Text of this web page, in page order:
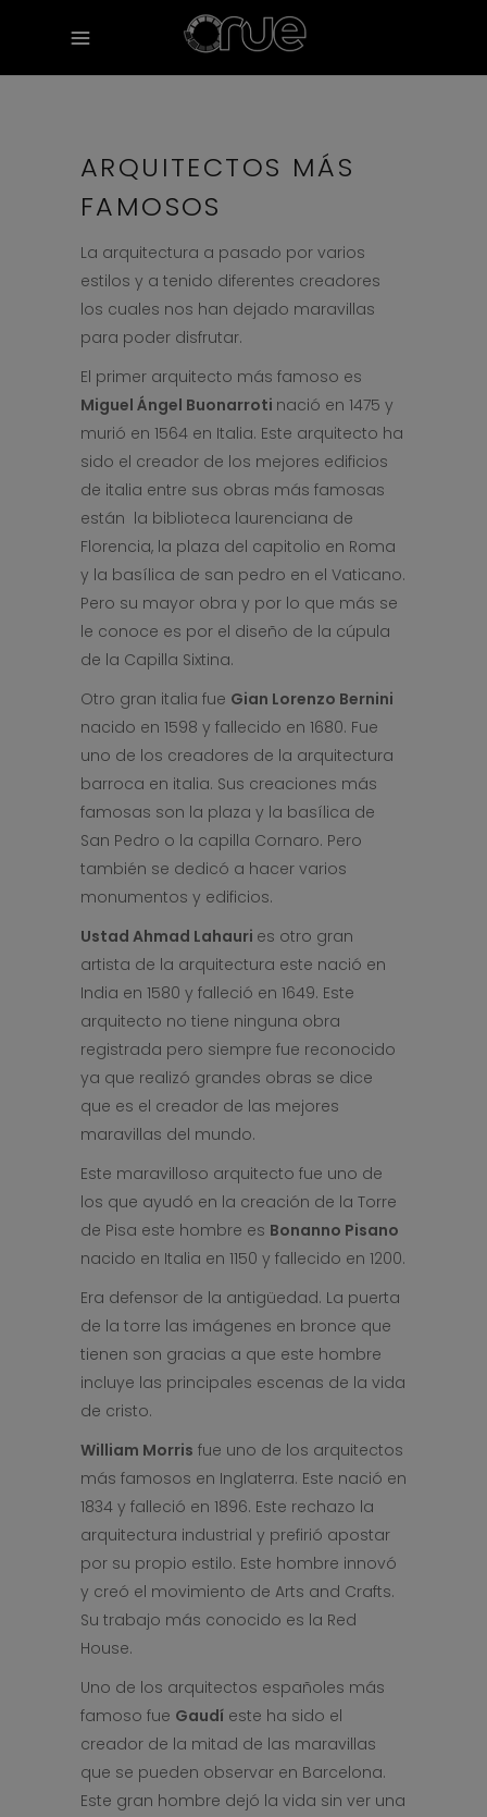
ARQUITECTOS MÁS
FAMOSOS
La arquitectura a pasado por varios
estilos y a tenido diferentes creadores
los cuales nos han dejado maravillas
para poder disfrutar.
El primer arquitecto más famoso es
Miguel Ángel Buonarroti nació en 1475 y
murió en 1564 en Italia. Este arquitecto ha
sido el creador de los mejores edificios
de italia entre sus obras más famosas
están la biblioteca laurenciana de
Florencia, la plaza del capitolio en Roma
y la basílica de san pedro en el Vaticano.
Pero su mayor obra y por lo que más se
le conoce es por el diseño de la cúpula
de la Capilla Sixtina.
Otro gran italia fue Gian Lorenzo Bernini
nacido en 1598 y fallecido en 1680. Fue
uno de los creadores de la arquitectura
barroca en italia. Sus creaciones más
famosas son la plaza y la basílica de
San Pedro o la capilla Cornaro. Pero
también se dedicó a hacer varios
monumentos y edificios.
Ustad Ahmad Lahauri es otro gran
artista de la arquitectura este nació en
India en 1580 y falleció en 1649. Este
arquitecto no tiene ninguna obra
registrada pero siempre fue reconocido
ya que realizó grandes obras se dice
que es el creador de las mejores
maravillas del mundo.
Este maravilloso arquitecto fue uno de
los que ayudó en la creación de la Torre
de Pisa este hombre es Bonanno Pisano
nacido en Italia en 1150 y fallecido en 1200.
Era defensor de la antigüedad. La puerta
de la torre las imágenes en bronce que
tienen son gracias a que este hombre
incluye las principales escenas de la vida
de cristo.
William Morris fue uno de los arquitectos
más famosos en Inglaterra. Este nació en
1834 y falleció en 1896. Este rechazo la
arquitectura industrial y prefirió apostar
por su propio estilo. Este hombre innovó
y creó el movimiento de Arts and Crafts.
Su trabajo más conocido es la Red
House.
Uno de los arquitectos españoles más
famoso fue Gaudí este ha sido el
creador de la mitad de las maravillas
que se pueden observar en Barcelona.
Este gran hombre dejó la vida sin ver una